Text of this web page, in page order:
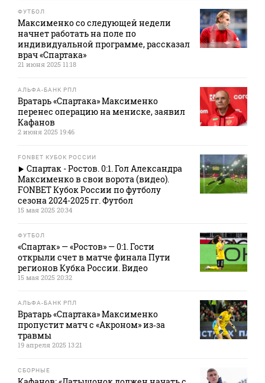
ФУТБОЛ
Максименко со следующей недели
начнет работать на поле по
индивидуальной программе, рассказал
врач «Спартака»
21 июня 2025 11:18
АЛЬФА-БАНК РПЛ
Вратарь «Спартака» Максименко
перенес операцию на мениске, заявил
Кафанов
2 июня 2025 19:46
FONBET КУБОК РОССИИ
Спартак - Ростов. 0:1. Гол Александра
Максименко в свои ворота (видео).
FONBET Кубок России по футболу
сезона 2024-2025 гг. Футбол
15 мая 2025 20:34
ФУТБОЛ
«Спартак» — «Ростов» — 0:1. Гости
открыли счет в матче финала Пути
регионов Кубка России. Видео
15 мая 2025 20:32
АЛЬФА-БАНК РПЛ
Вратарь «Спартака» Максименко
пропустит матч с «Акроном» из‑за
травмы
19 апреля 2025 13:21
СБОРНЫЕ